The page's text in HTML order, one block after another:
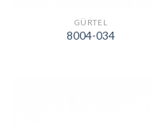
GÜRTEL
8004-034